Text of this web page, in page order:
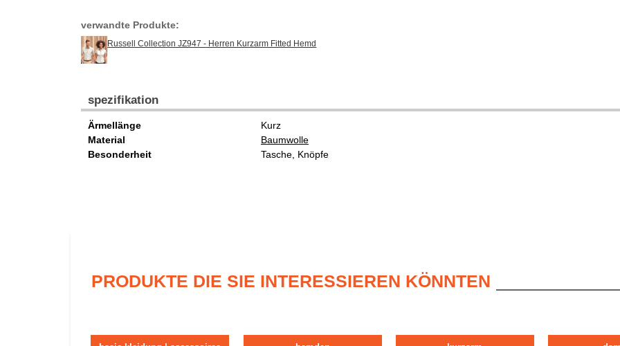
verwandte Produkte:
Russell Collection JZ947 - Herren Kurzarm Fitted Hemd
spezifikation
Ärmellänge
Kurz
Material
Baumwolle
Besonderheit
Tasche, Knöpfe
PRODUKTE DIE SIE INTERESSIEREN KÖNNTEN